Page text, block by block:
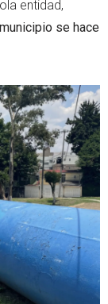
entidad,
se hace